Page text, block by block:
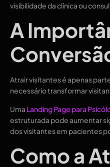
visibilidade da clínica ou
A
Atrair visitantes é apenas
necessário transformar
Uma Landing Page para
estruturada pode aumentar
dos visitantes em pacientes
Como a